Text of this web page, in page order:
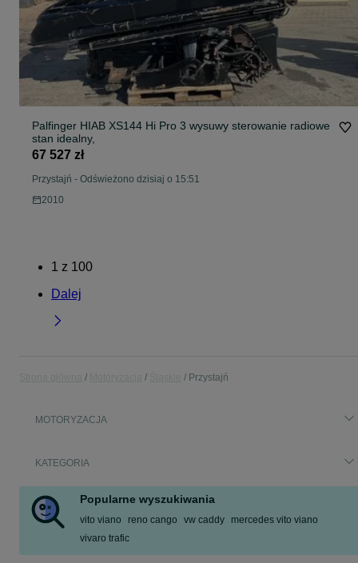
Palfinger HIAB XS144 Hi Pro 3 wysuwy sterowanie radiowe
stan idealny,
67 527 zł
Przystajń - Odświeżono dzisiaj o 15:51
2010
1 z 100
Dalej
Przystajń
MOTORYZACJA
KATEGORIA
Popularne wyszukiwania
vito viano reno cango vw caddy
mercedes vito viano
vivaro trafic